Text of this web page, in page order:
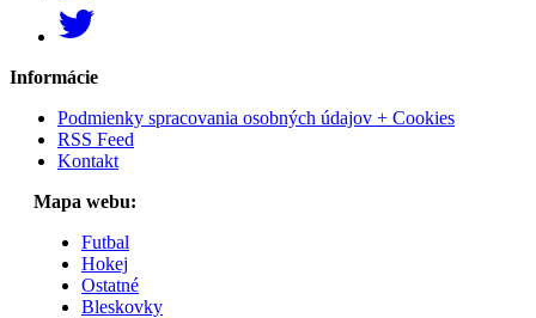
Informácie
Podmienky spracovania osobných údajov + Cookies
RSS Feed
Kontakt
Mapa webu:
Futbal
Hokej
Ostatné
Bleskovky